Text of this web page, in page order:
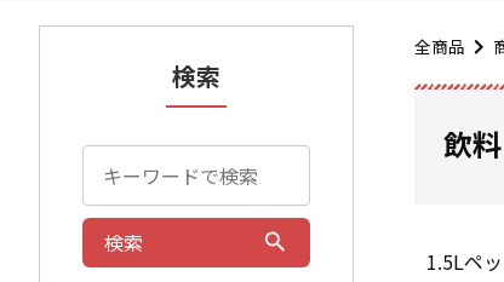
全商品
飲
1.5Lペ
検索
検索